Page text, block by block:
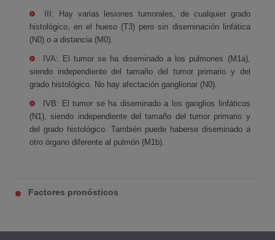
III: Hay varias lesiones tumorales, de cualquier grado
histológico, en el hueso (T3) pero sin diseminación linfática
(N0) o a distancia (M0).
IVA: El tumor se ha diseminado a los pulmones (M1a),
siendo independiente del tamaño del tumor primario y del
grado histológico. No hay afectación ganglionar (N0).
IVB: El tumor se ha diseminado a los ganglios linfáticos
(N1), siendo independiente del tamaño del tumor primario y
del grado histológico. También puede haberse diseminado a
otro órgano diferente al pulmón (M1b).
Factores pronósticos